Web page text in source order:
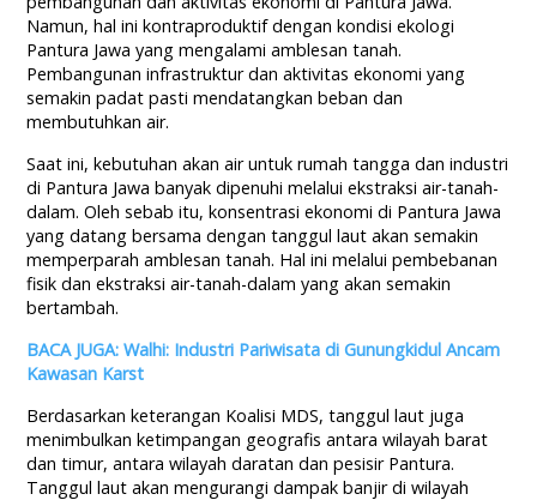
Namun, hal ini kontraproduktif dengan kondisi ekologi
Pantura Jawa yang mengalami amblesan tanah.
Pembangunan infrastruktur dan aktivitas ekonomi yang
semakin padat pasti mendatangkan beban dan
membutuhkan air.
Saat ini, kebutuhan akan air untuk rumah tangga dan industri
di Pantura Jawa banyak dipenuhi melalui ekstraksi air-tanah-
dalam. Oleh sebab itu, konsentrasi ekonomi di Pantura Jawa
yang datang bersama dengan tanggul laut akan semakin
memperparah amblesan tanah. Hal ini melalui pembebanan
fisik dan ekstraksi air-tanah-dalam yang akan semakin
bertambah.
BACA JUGA: Walhi: Industri Pariwisata di Gunungkidul Ancam
Kawasan Karst
Berdasarkan keterangan Koalisi MDS, tanggul laut juga
menimbulkan ketimpangan geografis antara wilayah barat
dan timur, antara wilayah daratan dan pesisir Pantura.
Tanggul laut akan mengurangi dampak banjir di wilayah